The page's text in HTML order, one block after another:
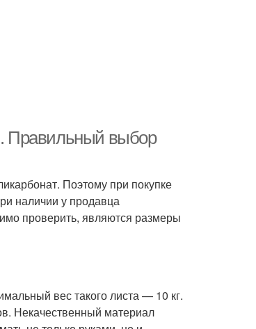
Правильный выбор
Поэтому при покупке
наличии у продавца
проверить, являются размеры
вес такого листа — 10 кг.
Некачественный материал